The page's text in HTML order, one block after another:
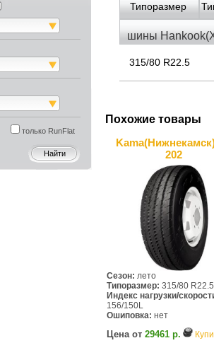
только RunFlat
Типоразмер
шины
315/80 R22.5
Похожие товары
202
Сезон: лето
Типоразмер: 315/80 R22.5
Индекс нагрузки/
156/150L
Ошиповка: нет
Цена от 29461 р.